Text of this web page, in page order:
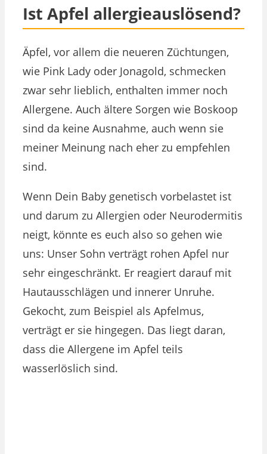
Ist Apfel allergieauslösend?
Äpfel, vor allem die neueren Züchtungen,
wie Pink Lady oder Jonagold, schmecken
zwar sehr lieblich, enthalten immer noch
Allergene. Auch ältere Sorgen wie Boskoop
sind da keine Ausnahme, auch wenn sie
meiner Meinung nach eher zu empfehlen
sind.
Wenn Dein Baby genetisch vorbelastet ist
und darum zu Allergien oder Neurodermitis
neigt, könnte es euch also so gehen wie
uns: Unser Sohn verträgt rohen Apfel nur
sehr eingeschränkt. Er reagiert darauf mit
Hautausschlägen und innerer Unruhe.
Gekocht, zum Beispiel als Apfelmus,
verträgt er sie hingegen. Das liegt daran,
dass die Allergene im Apfel teils
wasserlöslich sind.